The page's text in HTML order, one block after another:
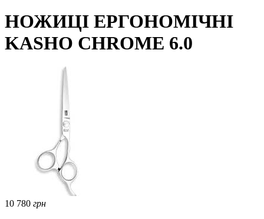
НОЖИЦІ ЕРГОНОМІЧНІ
KASHO CHROME 6.0
10 780 грн